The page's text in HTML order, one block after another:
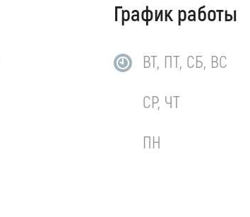
График работы
ВТ, ПТ, СБ, ВС
СР, ЧТ
ПН